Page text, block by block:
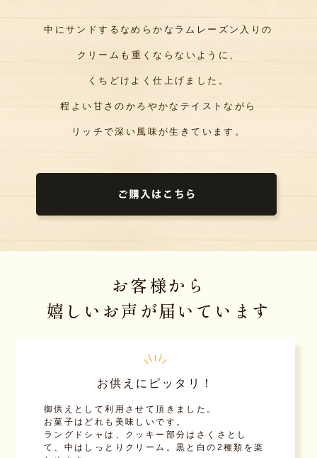
中にサンドするなめらかなラムレーズン入りの
クリームも 重くならないように、
くちどけよく仕上げました。
程よい甘さのかろやかなテイストながら
リッチで深い風味が生きています。
お客様から
嬉しいお声が届いています
お供えにピッタリ！
御供えとして利用させて頂きました。
お菓子はどれも美味しいです。
ラングドシャは、クッキー部分はさくさとし
て、中はしっとりクリーム。黒と白の2種類を楽